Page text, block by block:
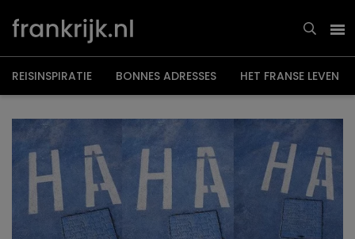
naar
inhoud
REISINSPIRATIE BONNES ADRESSES HET FRANSE LEVEN